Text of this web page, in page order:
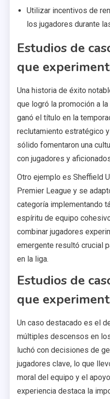
Utilizar incentivos de
los jugadores durante
Estudios de
que
Una historia de éxito
que logró la promoción a
ganó el título en la
reclutamiento estratégico
sólido fomentaron una
con jugadores y
Otro ejemplo es Sheffield
Premier League y se
categoría implementando
espíritu de equipo
combinar jugadores
emergente resultó crucial
en la liga.
Estudios de
que
Un caso destacado es el
múltiples descensos en
luchó con decisiones de
jugadores clave, lo que
moral del equipo y el
experiencia destaca la